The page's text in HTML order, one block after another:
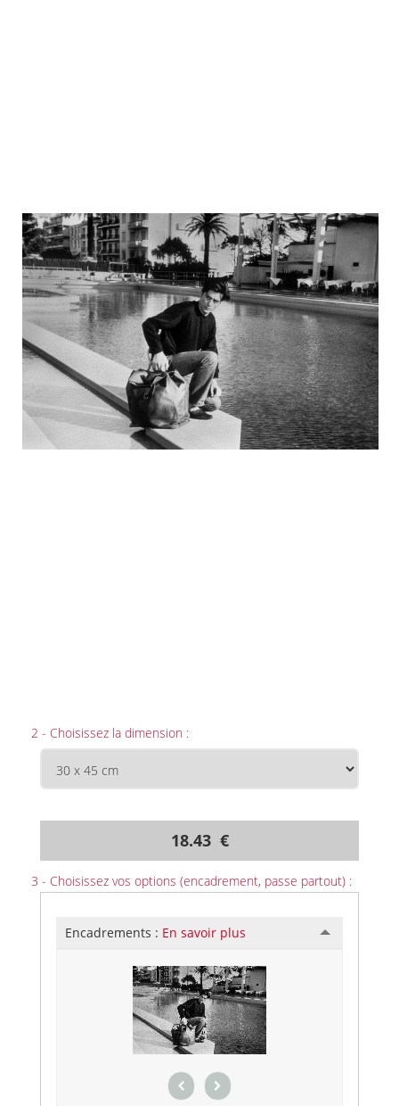
2 - Choisissez la dimension :
18.43 €
3 - Choisissez vos options (encadrement, passe partout) :
Encadrements : En savoir plus